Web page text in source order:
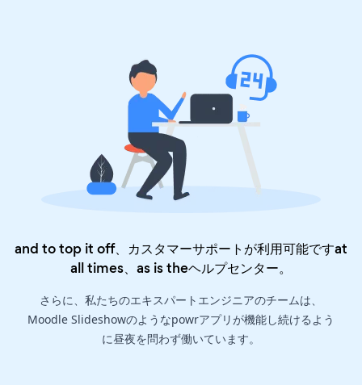
and to top it off、カスタマーサポートが利用可能ですat
all times、as is theヘルプセンター。
さらに、私たちのエキスパートエンジニアのチームは、
Moodle Slideshowのようなpowrアプリが機能し続けるよう
に昼夜を問わず働いています。